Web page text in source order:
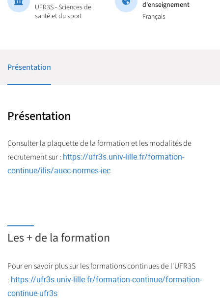
UFR3S - Sciences de
santé et du sport
d'enseignement
Français
Présentation
Présentation
Consulter la plaquette de la formation et les modalités de
recrutement sur : https://ufr3s.univ-lille.fr/formation-
continue/ilis/auec-normes-iec
Les + de la formation
Pour en savoir plus sur les formations continues de l'UFR3S
: https://ufr3s.univ-lille.fr/formation-continue/formation-
continue-ufr3s